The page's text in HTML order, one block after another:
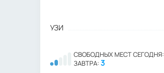
УЗИ
СВОБОДНЫХ МЕСТ СЕГОДНЯ:
ЗАВТРА: 3